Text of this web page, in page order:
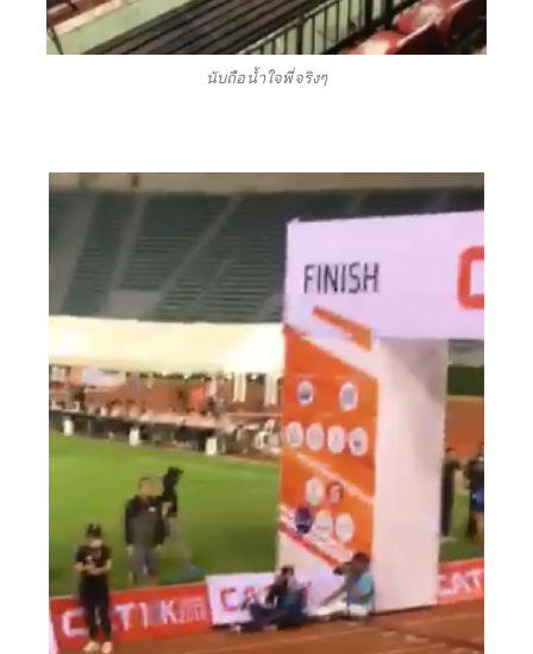
นับถือน้ำใจพี่จริงๆ